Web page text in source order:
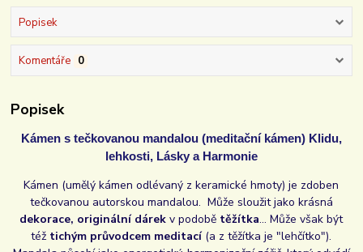
Popisek
Komentáře 0
Popisek
Kámen s tečkovanou mandalou (meditační kámen) Klidu,
lehkosti, Lásky a Harmonie
Kámen (umělý kámen odlévaný z keramické hmoty) je zdoben
tečkovanou autorskou mandalou. Může sloužit jako krásná
dekorace, originální dárek v podobě těžítka... Může však být
též tichým průvodcem meditací(a z těžítka je "lehčítko").